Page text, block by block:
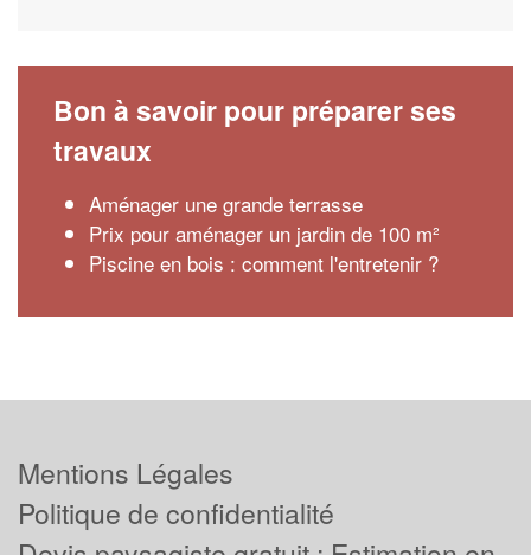
Bon à savoir pour préparer ses
travaux
Aménager une grande terrasse
Prix pour aménager un jardin de 100 m²
Piscine en bois : comment l'entretenir ?
Mentions Légales
Politique de confidentialité